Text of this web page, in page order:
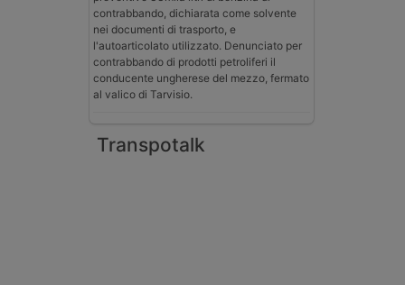
contrabbando, dichiarata come solvente
nei documenti di trasporto, e
l'autoarticolato utilizzato. Denunciato per
contrabbando di prodotti petroliferi il
conducente ungherese del mezzo, fermato
al valico di Tarvisio.
Transpotalk